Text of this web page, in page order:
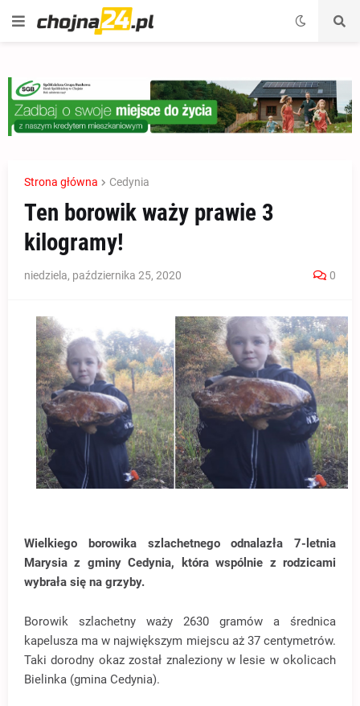
Strona główna Cedynia
Ten borowik waży prawie 3
kilogramy!
niedziela, października 25, 2020 0
Wielkiego borowika szlachetnego odnalazła 7-letnia
Marysia z gminy Cedynia, która wspólnie z rodzicami
wybrała się na grzyby.
Borowik szlachetny waży 2630 gramów a średnica
kapelusza ma w największym miejscu aż 37 centymetrów.
Taki dorodny okaz został znaleziony w lesie w okolicach
Bielinka (gmina Cedynia).